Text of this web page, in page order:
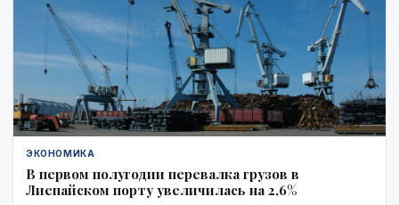
ЭКОНОМИКА
В первом полугодии перевалка грузов в
Лиепайском порту увеличилась на 2,6%